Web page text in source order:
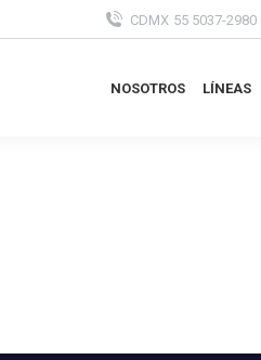
CDMX 55 5037-2980
NOSOTROS LÍNEAS